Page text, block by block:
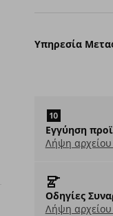
Υπηρεσία
Εγγύηση
Λήψη αρχείου
Οδηγίες
Λήψη